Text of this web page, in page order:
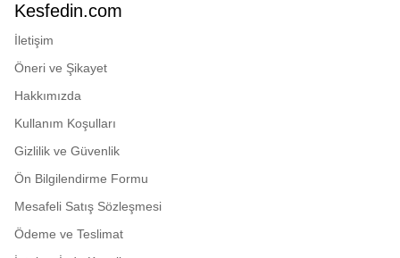
Kesfedin.com
İletişim
Öneri ve Şikayet
Hakkımızda
Kullanım Koşulları
Gizlilik ve Güvenlik
Ön Bilgilendirme Formu
Mesafeli Satış Sözleşmesi
Ödeme ve Teslimat